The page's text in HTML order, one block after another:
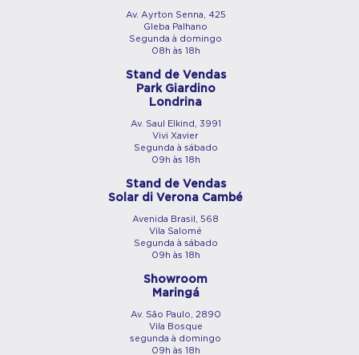
Av. Ayrton Senna, 425
Gleba Palhano
Segunda à domingo
08h às 18h
Stand de Vendas
Park Giardino
Londrina
Av. Saul Elkind, 3991
Vivi Xavier
Segunda à sábado
09h às 18h
Stand de Vendas
Solar di Verona Cambé
Avenida Brasil, 568
Vila Salomé
Segunda à sábado
09h às 18h
Showroom
Maringá
Av. São Paulo, 2890
Vila Bosque
segunda à domingo
09h às 18h